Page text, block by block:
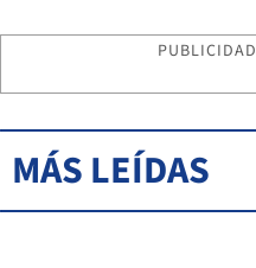
PUBLICIDAD
MÁS LEÍDAS